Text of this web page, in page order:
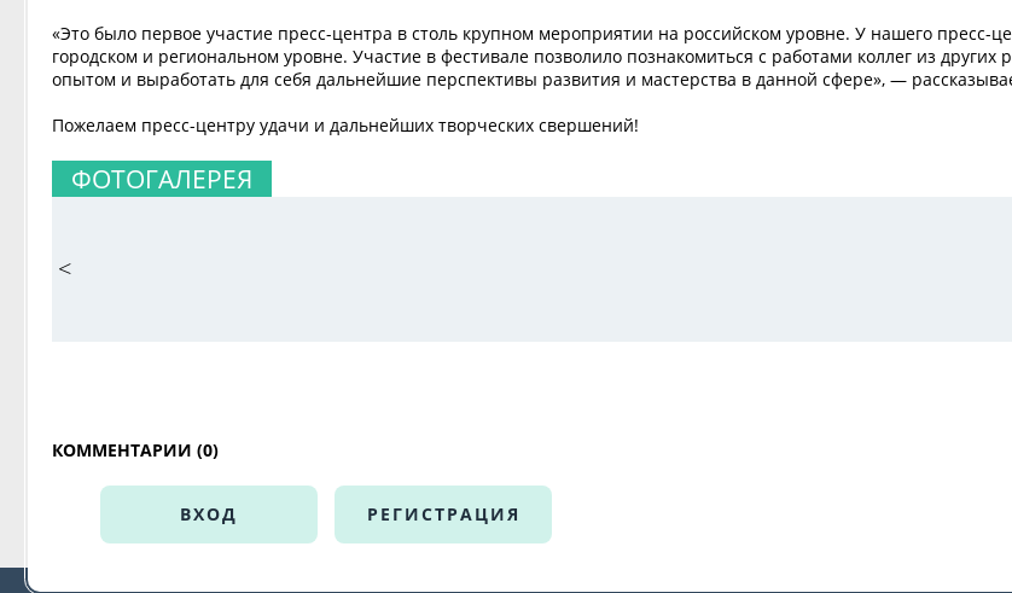
«Это было первое участие пресс-центра в столь крупном мероприятии на российском уровне. У нашего пресс-
городском и региональном уровне. Участие в фестивале позволило познакомиться с работами коллег из других
опытом и выработать для себя дальнейшие перспективы развития и мастерства в данной сфере», —
Пожелаем пресс-центру удачи и дальнейших творческих свершений!
ФОТОГАЛЕРЕЯ
<
КОММЕНТАРИИ (0)
ВХОД РЕГИСТРАЦИЯ